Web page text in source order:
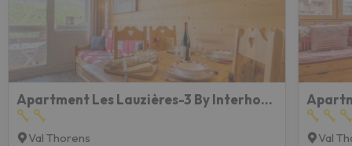
Apartment Les Lauzières-3 By Interhome
Val Thorens
Val